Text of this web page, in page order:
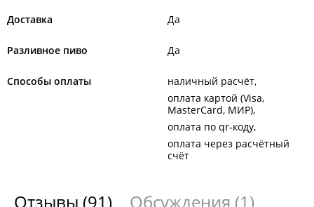
Доставка Да
Разливное пиво Да
Способы оплаты
наличный расчёт
оплата картой (Visa,
MasterCard, МИР)
оплата по qr-коду
оплата через расчётный
счёт
Отзывы (91) Обсуждения (1)